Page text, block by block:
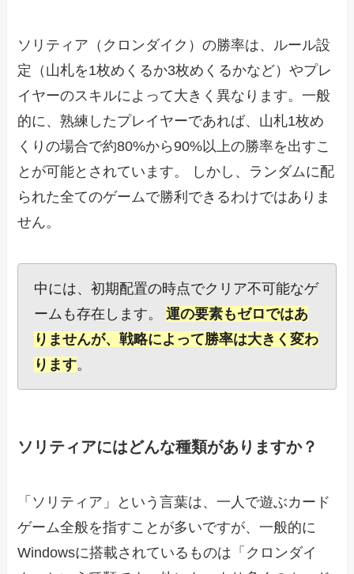
ソリティア（クロンダイク）の勝率は、ルール設
定（山札を1枚めくるか3枚めくるかなど）やプレ
イヤーのスキルによって大きく異なります。一般
的に、熟練したプレイヤーであれば、山札1枚め
くりの場合で約80%から90%以上の勝率を出すこ
とが可能とされています。 しかし、ランダムに配
られた全てのゲームで勝利できるわけではありま
せん。
中には、初期配置の時点でクリア不可能なゲ
ームも存在します。運の要素もゼロではあ
りませんが、戦略によって勝率は大きく変わ
ります。
ソリティアにはどんな種類がありますか？
「ソリティア」という言葉は、一人で遊ぶカード
ゲーム全般を指すことが多いですが、一般的に
Windowsに搭載されているものは「クロンダイ